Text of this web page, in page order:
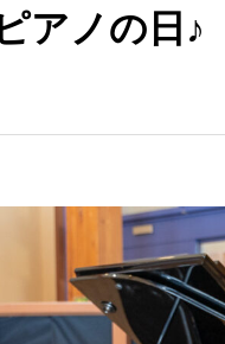
ピアノの日♪